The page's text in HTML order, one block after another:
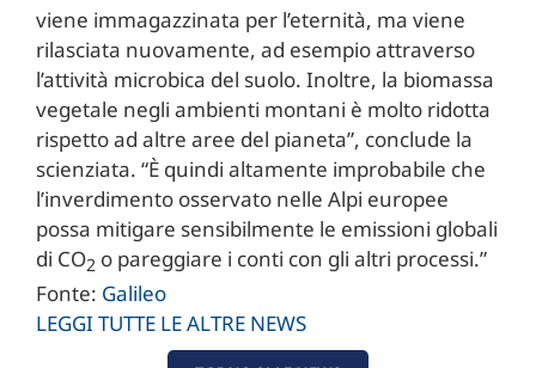
viene immagazzinata per l’eternità, ma viene
rilasciata nuovamente, ad esempio attraverso
l’attività microbica del suolo. Inoltre, la biomassa
vegetale negli ambienti montani è molto ridotta
rispetto ad altre aree del pianeta”, conclude la
scienziata. “È quindi altamente improbabile che
l’inverdimento osservato nelle Alpi europee
possa mitigare sensibilmente le emissioni globali
di CO2 o pareggiare i conti con gli altri processi.”
Fonte: Galileo
LEGGI TUTTE LE ALTRE NEWS